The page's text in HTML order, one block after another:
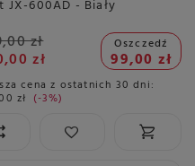
600AD - Biały
zł
zł
Oszczedź
99,00 zł
cena z ostatnich 30 dni:
zł -3%